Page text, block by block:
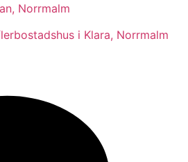
Norrmalm
i Klara, Norrmalm